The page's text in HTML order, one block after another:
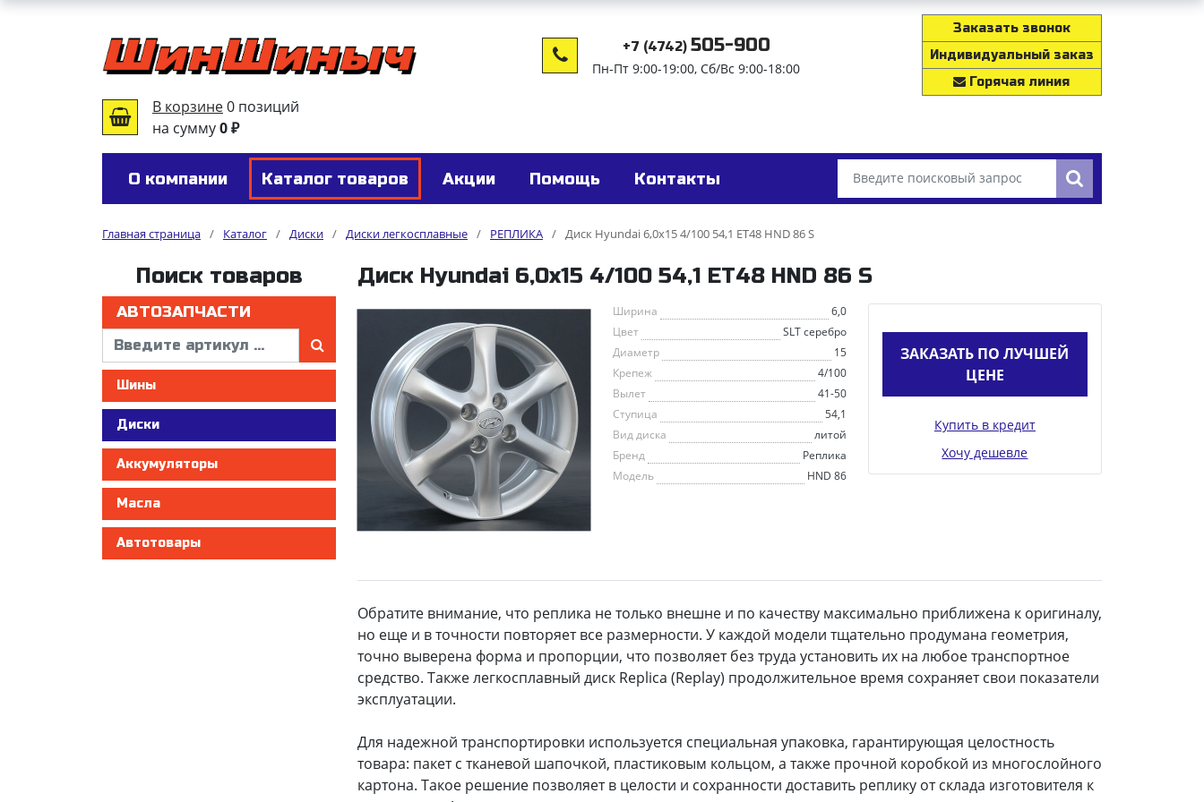
В корзине0 позиций
на сумму0 ₽
+7 (4742) 505-900
Пн-Пт 9:00-19:00, Сб/Вс 9:00-18:00
Заказать звонок
Индивидуальный заказ
Горячая линия
О компании Каталог товаров Акции Помощь Контакты
Главная страница / Каталог / Диски / Диски легкосплавные / РЕПЛИКА / Диск Hyundai 6,0x15 4/100 54,1 ET48 HND 86 S
Поиск товаров
АВТОЗАПЧАСТИ
Шины
Диски
Аккумуляторы
Масла
Автотовары
Диск Hyundai 6,0x15 4/100 54,1 ET48 HND 86 S
Ширина
6,0
Цвет
SLT серебро
Диаметр
15
Крепеж
4/100
Вылет
41-50
Ступица
54,1
Вид диска
литой
Бренд
Реплика
Модель
HND 86
ЗАКАЗАТЬ ПО ЛУЧШЕЙ
ЦЕНЕ
Купить в кредит
Хочу дешевле
Обратите внимание, что реплика не только внешне и по качеству максимально приближена к оригиналу,
но еще и в точности повторяет все размерности. У каждой модели тщательно продумана геометрия,
точно выверена форма и пропорции, что позволяет без труда установить их на любое транспортное
средство. Также легкосплавный диск Replica (Replay) продолжительное время сохраняет свои показатели
эксплуатации.
Для надежной транспортировки используется специальная упаковка, гарантирующая целостность
товара: пакет с тканевой шапочкой, пластиковым кольцом, а также прочной коробкой из многослойного
картона. Такое решение позволяет в целости и сохранности доставить реплику от склада изготовителя к